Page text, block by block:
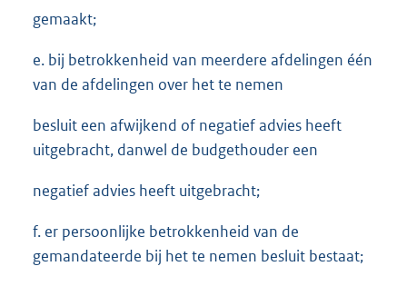
gemaakt;
e. bij betrokkenheid van meerdere afdelingen één
van de afdelingen over het te nemen
besluit een afwijkend of negatief advies heeft
uitgebracht, danwel de budgethouder een
negatief advies heeft uitgebracht;
f. er persoonlijke betrokkenheid van de
gemandateerde bij het te nemen besluit bestaat;